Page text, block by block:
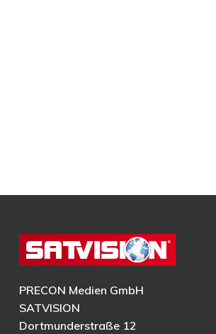
PRECON Medien GmbH
SATVISION
Dortmunderstraße 12